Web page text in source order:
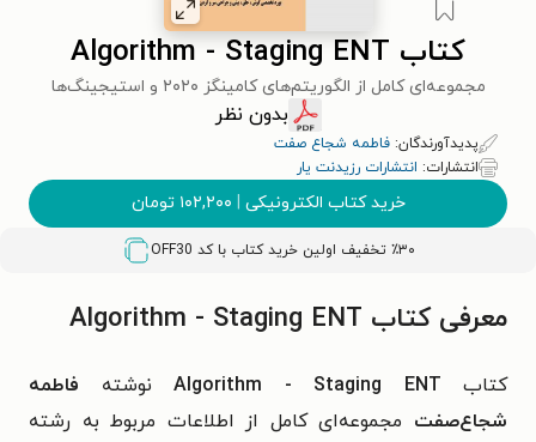
کتاب Algorithm - Staging ENT
مجموعه‌ای کامل از الگوریتم‌های کامینگز ۲۰۲۰ و استیجینگ‌ها
بدون نظر
پدیدآورندگان: فاطمه شجاع صفت
انتشارات: انتشارات رزیدنت یار
خرید کتاب الکترونیکی | ۱۰۲,۲۰۰ تومان
٪۳۰ تخفیف اولین خرید کتاب با کد OFF30
معرفی کتاب Algorithm - Staging ENT
کتاب Algorithm - Staging ENT نوشته فاطمه
شجاع‌صفت مجموعه‌ای کامل از اطلاعات مربوط به رشته